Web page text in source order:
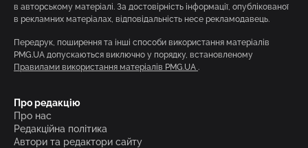
в авторському матеріалі. За достовірність інформації, опублікованої
в рекламних матеріалах, відповідальність несе рекламодавець.
Передрук, поширення та інші способи використання матеріалів
PMG.UA допускаються виключно у порядку, встановленому
Правилами використання матеріалів PMG.UA .
Про редакцію
Про нас
Редакційна політика
Автори та редактори сайту